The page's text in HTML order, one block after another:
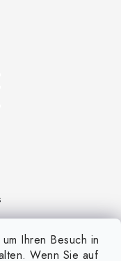
Ihren Besuch in
Wenn Sie auf